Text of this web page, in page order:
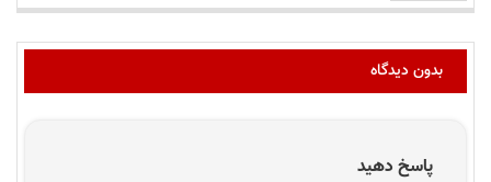
بدون دیدگاه
پاسخ دهید